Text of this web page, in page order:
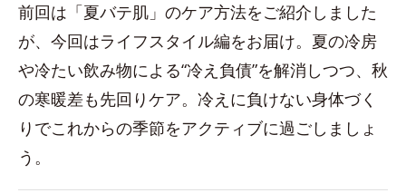
前回は「夏バテ肌」のケア方法をご紹介しました
が、今回はライフスタイル編をお届け。夏の冷房
や冷たい飲み物による“冷え負債”を解消しつつ、秋
の寒暖差も先回りケア。冷えに負けない身体づく
りでこれからの季節をアクティブに過ごしましょ
う。